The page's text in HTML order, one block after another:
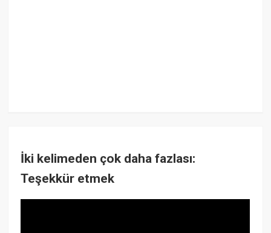
İki kelimeden çok daha fazlası:
Teşekkür etmek